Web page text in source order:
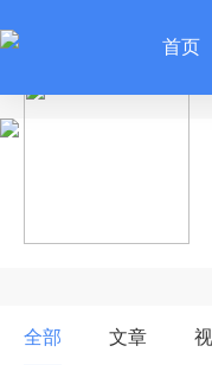
首页
全部 文章